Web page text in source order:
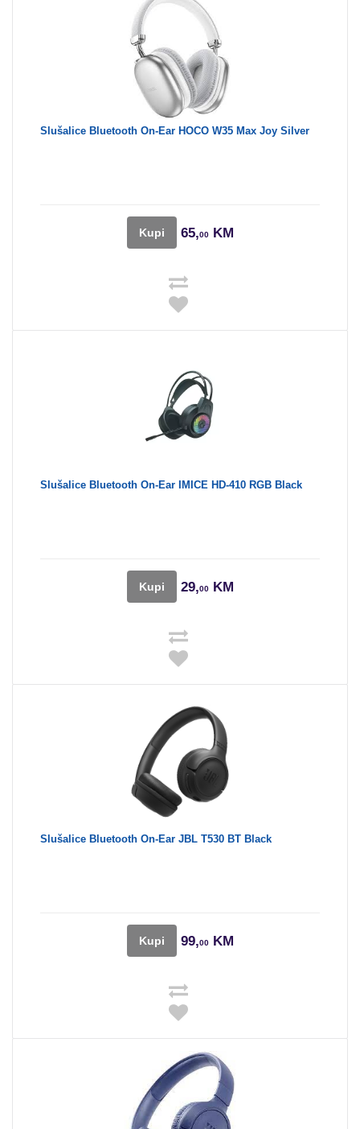
Slušalice Bluetooth On-Ear HOCO W35 Max Joy Silver
Kupi 65,00KM
Slušalice Bluetooth On-Ear IMICE HD-410 RGB Black
Kupi 29,00KM
Slušalice Bluetooth On-Ear JBL T530 BT Black
Kupi 99,00KM